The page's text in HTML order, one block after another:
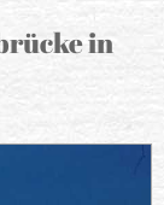
in